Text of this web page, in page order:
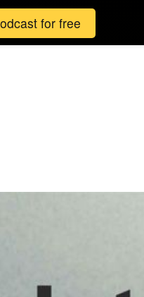
for free